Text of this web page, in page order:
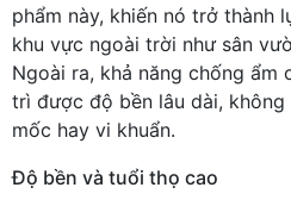
phẩm này, khiến nó trở thành
khu vực ngoài trời như sân
Ngoài ra, khả năng chống ẩm
trì được độ bền lâu dài,
mốc hay vi khuẩn.
Độ bền và tuổi thọ cao